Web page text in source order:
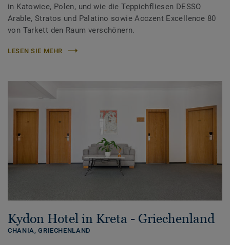
in Katowice, Polen, und wie die Teppichfliesen DESSO
Arable, Stratos und Palatino sowie Acczent Excellence 80
von Tarkett den Raum verschönern.
LESEN SIE MEHR
Kydon Hotel in Kreta - Griechenland
CHANIA,GRIECHENLAND